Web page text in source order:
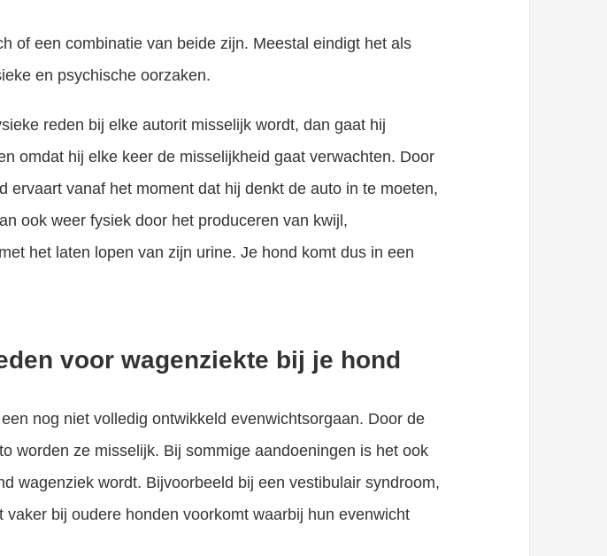
of een combinatie van beide zijn. Meestal eindigt het als
en psychische oorzaken.
reden bij elke autorit misselijk wordt, dan gaat hij
omdat hij elke keer de misselijkheid gaat verwachten. Door
ervaart vanaf het moment dat hij denkt de auto in te moeten,
ook weer fysiek door het produceren van kwijl,
het laten lopen van zijn urine. Je hond komt dus in een
voor wagenziekte bij je hond
nog niet volledig ontwikkeld evenwichtsorgaan. Door de
worden ze misselijk. Bij sommige aandoeningen is het ook
wagenziek wordt. Bijvoorbeeld bij een vestibulair syndroom,
vaker bij oudere honden voorkomt waarbij hun evenwicht